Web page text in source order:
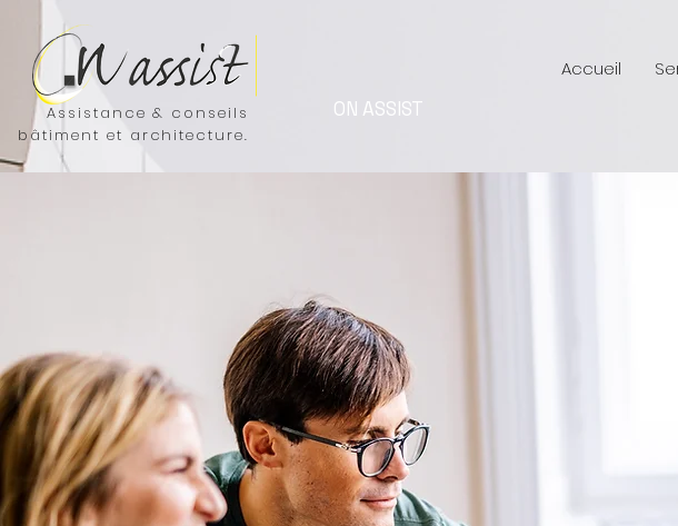
Accueil
ON ASSIST
Assistance & conseils
bâtiment et architecture.